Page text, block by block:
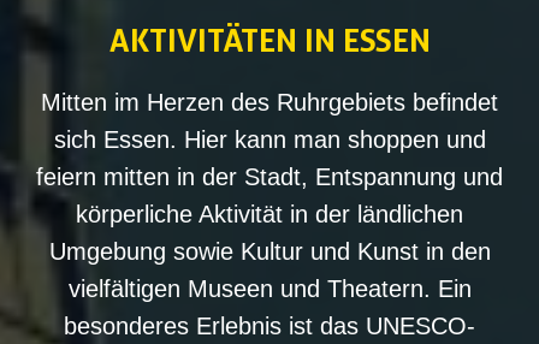
AKTIVITÄTEN ‌IN ESSEN
Mitten im Herzen des Ruhrgebiets befindet
sich Essen. Hier kann man shoppen und
feiern mitten in der Stadt, Entspannung und
körperliche Aktivität in der ländlichen
Umgebung sowie Kultur und Kunst in den
vielfältigen Museen und Theatern. Ein
besonderes Erlebnis ist das UNESCO-